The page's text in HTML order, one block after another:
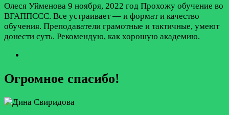
Олеся Уйменова 9 ноября, 2022 год Прохожу обучение во
ВГАППССС. Все устраивает — и формат и качество
обучения. Преподаватели грамотные и тактичные, умеют
донести суть. Рекомендую, как хорошую академию.
Огромное спасибо!